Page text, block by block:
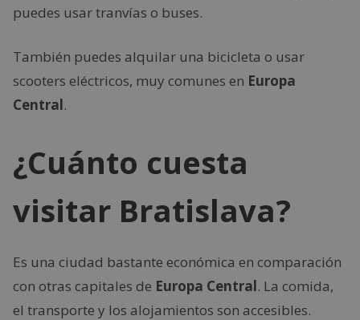
puedes usar tranvías o buses.
También puedes alquilar una bicicleta o usar
scooters eléctricos, muy comunes en Europa
Central.
¿Cuánto cuesta
visitar Bratislava?
Es una ciudad bastante económica en comparación
con otras capitales de Europa Central. La comida,
el transporte y los alojamientos son accesibles.